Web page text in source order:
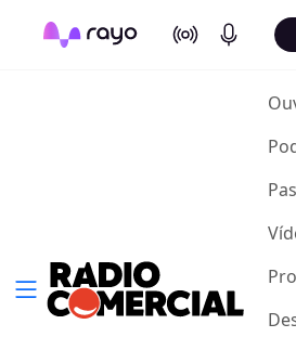
On Air Podcasts